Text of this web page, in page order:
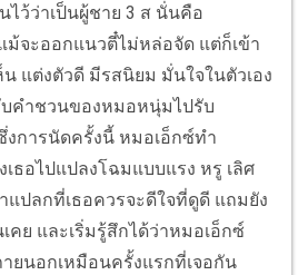
ว้ว่าเป็นผู้ชาย 3 ส นั่นคือ
ม้จะออกแนวตี๋ไม่หล่อจัด แต่ก็เข้า
แต่งตัวดี มีรสนิยม มั่นใจในตัวเอง
บคำชวนของหมอหนุ่มไปรับ
งการนัดครั้งนี้ หมอเอ็กซ์ทำ
เธอไปแปลงโฉมแบบแรง หรู เลิศ
แปลกที่เธอควรจะดีใจที่ดูดี แถมยัง
ย และเริ่มรู้สึกได้ว่าหมอเอ็กซ์
ยนอกเหมือนครั้งแรกที่เจอกัน